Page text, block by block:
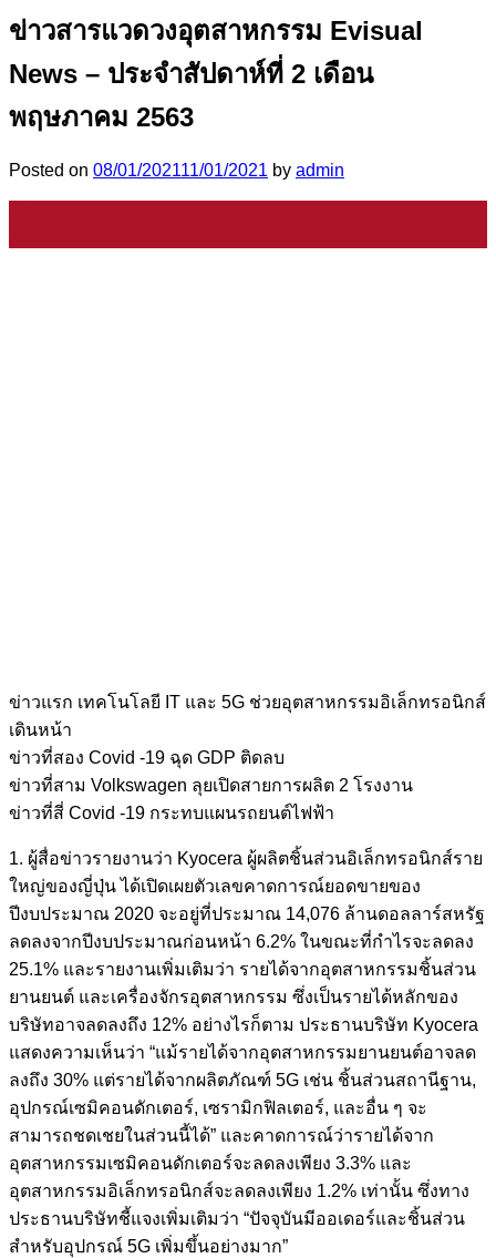
ข่าวสารแวดวงอุตสาหกรรม Evisual
News – ประจำสัปดาห์ที่ 2 เดือน
พฤษภาคม 2563
Posted on 08/01/202111/01/2021 by admin
ข่าวแรก เทคโนโลยี IT และ 5G ช่วยอุตสาหกรรมอิเล็กทรอนิกส์
เดินหน้า
ข่าวที่สอง Covid -19 ฉุด GDP ติดลบ
ข่าวที่สาม Volkswagen ลุยเปิดสายการผลิต 2 โรงงาน
ข่าวที่สี่ Covid -19 กระทบแผนรถยนต์ไฟฟ้า
1. ผู้สื่อข่าวรายงานว่า Kyocera ผู้ผลิตชิ้นส่วนอิเล็กทรอนิกส์ราย
ใหญ่ของญี่ปุ่น ได้เปิดเผยตัวเลขคาดการณ์ยอดขายของ
ปีงบประมาณ 2020 จะอยู่ที่ประมาณ 14,076 ล้านดอลลาร์สหรัฐ
ลดลงจากปีงบประมาณก่อนหน้า 6.2% ในขณะที่กำไรจะลดลง
25.1% และรายงานเพิ่มเติมว่า รายได้จากอุตสาหกรรมชิ้นส่วน
ยานยนต์ และเครื่องจักรอุตสาหกรรม ซึ่งเป็นรายได้หลักของ
บริษัทอาจลดลงถึง 12% อย่างไรก็ตาม ประธานบริษัท Kyocera
แสดงความเห็นว่า “แม้รายได้จากอุตสาหกรรมยานยนต์อาจลด
ลงถึง 30% แต่รายได้จากผลิตภัณฑ์ 5G เช่น ชิ้นส่วนสถานีฐาน,
อุปกรณ์เซมิคอนดักเตอร์, เซรามิกฟิลเตอร์, และอื่น ๆ จะ
สามารถชดเชยในส่วนนี้ได้” และคาดการณ์ว่ารายได้จาก
อุตสาหกรรมเซมิคอนดักเตอร์จะลดลงเพียง 3.3% และ
อุตสาหกรรมอิเล็กทรอนิกส์จะลดลงเพียง 1.2% เท่านั้น ซึ่งทาง
ประธานบริษัทชี้แจงเพิ่มเติมว่า “ปัจจุบันมีออเดอร์และชิ้นส่วน
สำหรับอุปกรณ์ 5G เพิ่มขึ้นอย่างมาก”